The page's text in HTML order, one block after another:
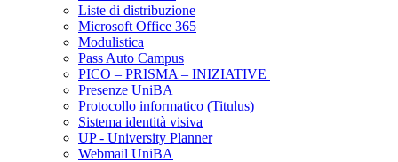
Liste di distribuzione
Microsoft Office 365
Modulistica
Pass Auto Campus
PICO – PRISMA – INIZIATIVE
Presenze UniBA
Protocollo informatico (Titulus)
Sistema identità visiva
UP - University Planner
Webmail UniBA